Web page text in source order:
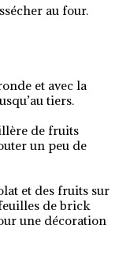
au four.
et avec la
tiers.
de fruits
un peu de
et des fruits sur
de brick
une décoration